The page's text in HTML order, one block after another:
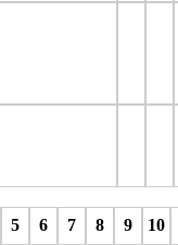
5 6 7 8 9 10